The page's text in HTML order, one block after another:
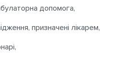
допомога,
призначені лікарем,